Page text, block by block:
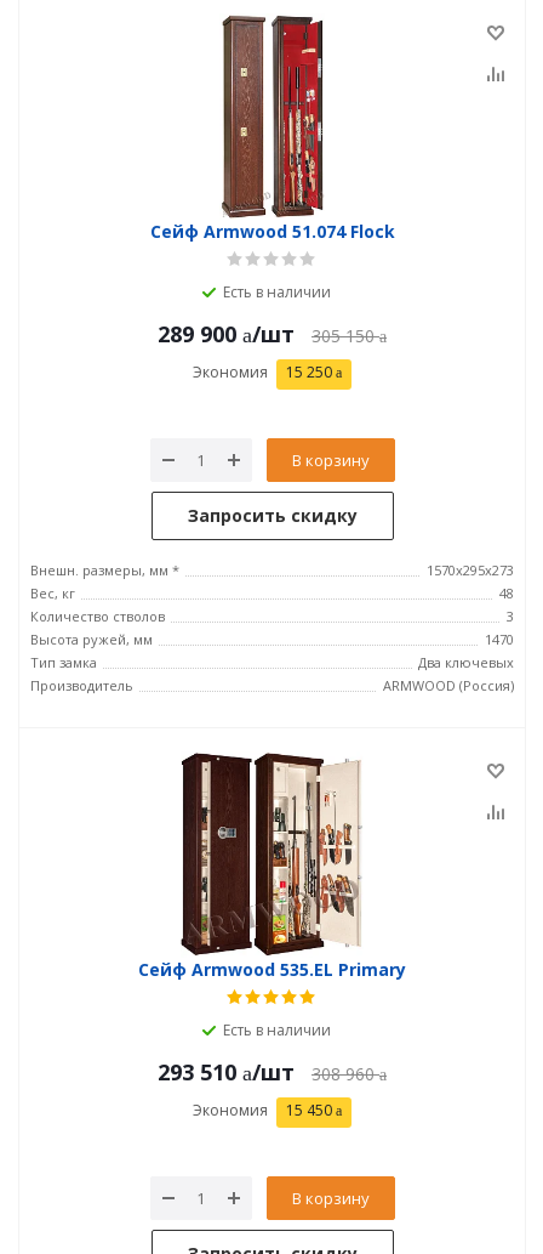
Сейф Armwood 51.074 Flock
Есть в наличии
289 900 /шт 305 150
Экономия 15 250
В корзину
Запросить скидку
Внешн. размеры, мм *
1570х295х273
Вес, кг
48
Количество стволов
3
Высота ружей, мм
1470
Тип замка
Два ключевых
Производитель
ARMWOOD (Россия)
Сейф Armwood 535.EL Primary
Есть в наличии
293 510 /шт 308 960
Экономия 15 450
В корзину